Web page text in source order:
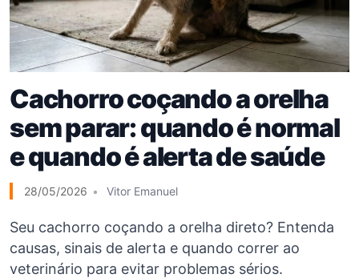
Cachorro coçando a orelha
sem parar: quando é normal
e quando é alerta de saúde
28/05/2026 Vitor Emanuel
Seu cachorro coçando a orelha direto? Entenda
causas, sinais de alerta e quando correr ao
veterinário para evitar problemas sérios.